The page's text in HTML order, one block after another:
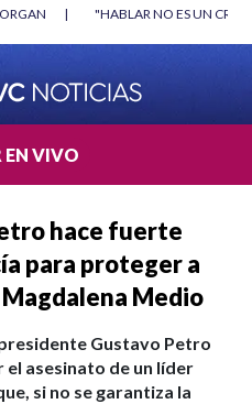
|
"HABLAR NO ES UN
EN VIVO
hace fuerte
para proteger a
Medio
Gustavo Petro
el asesinato de un líder
si no se garantiza la